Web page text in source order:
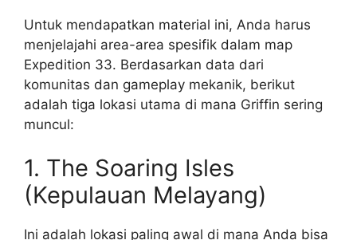
Untuk mendapatkan material ini, Anda harus
menjelajahi area-area spesifik dalam map
Expedition 33. Berdasarkan data dari
komunitas dan gameplay mekanik, berikut
adalah tiga lokasi utama di mana Griffin sering
muncul:
1. The Soaring Isles
(Kepulauan Melayang)
Ini adalah lokasi paling awal di mana Anda bisa